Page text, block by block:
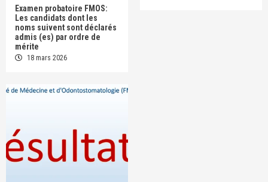
Examen probatoire FMOS:
Les candidats dont les
noms suivent sont déclarés
admis (es) par ordre de
mérite
18 mars 2026